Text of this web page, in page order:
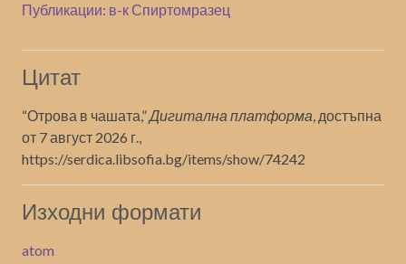
Публикации: в-к Спиртомразец
Цитат
“Отрова в чашата,”Дигитална платформа, достъпна
от 7 август 2026 г.,
https://serdica.libsofia.bg/items/show/74242
Изходни формати
atom